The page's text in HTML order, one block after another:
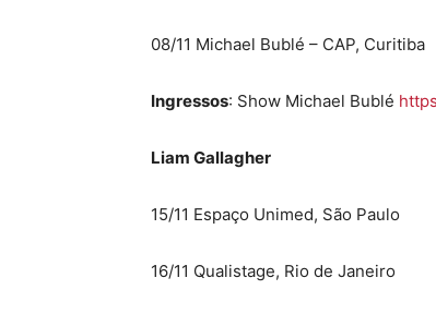
08/11 Michael Bublé – CAP, Curitiba
Ingressos: Show Michael Bublé
Liam Gallagher
15/11 Espaço Unimed, São Paulo
16/11 Qualistage, Rio de Janeiro